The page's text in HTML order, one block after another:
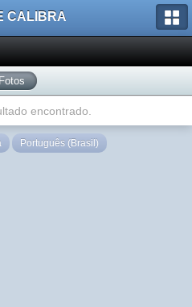
CALIBRA
encontrado.
Português (Brasil)